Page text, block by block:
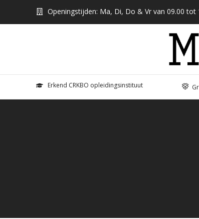
Openingstijden: Ma, Di, Do & Vr van 09.00 tot
Erkend CRKBO opleidingsinstituut